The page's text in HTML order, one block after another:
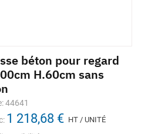
béton pour regard
H.60cm sans
44641
1 218,68 € HT / UNITÉ